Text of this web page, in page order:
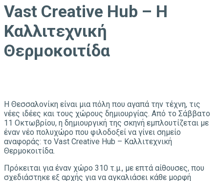
Vast Creative Hub – H
Καλλιτεχνική
Θερμοκοιτίδα
Η Θεσσαλονίκη είναι μια πόλη που αγαπά την τέχνη, τις
νέες ιδέες και τους χώρους δημιουργίας. Από το Σάββατο
11 Οκτωβρίου, η δημιουργική της σκηνή εμπλουτίζεται με
έναν νέο πολυχώρο που φιλοδοξεί να γίνει σημείο
αναφοράς: το Vast Creative Hub – Καλλιτεχνική
Θερμοκοιτίδα.
Πρόκειται για έναν χώρο 310 τ.μ., με επτά αίθουσες, που
σχεδιάστηκε εξ αρχής για να αγκαλιάσει κάθε μορφή